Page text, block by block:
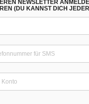
NEWSLETTER
(DU KANNST DICH